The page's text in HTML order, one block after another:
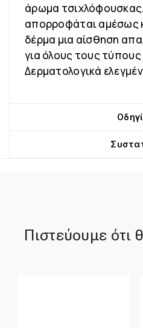
άρωμα
απορροφάται αμέσως
δέρμα μια αίσθηση
για όλους τους
Δερματολογικά
Πιστεύουμε ότι